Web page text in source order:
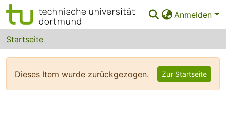
Anmelden
Bereiche & Sammlungen
Das gesamte Repositorium
FAQ
Startseite
Dieses Item wurde zurückgezogen. Zur Startseite